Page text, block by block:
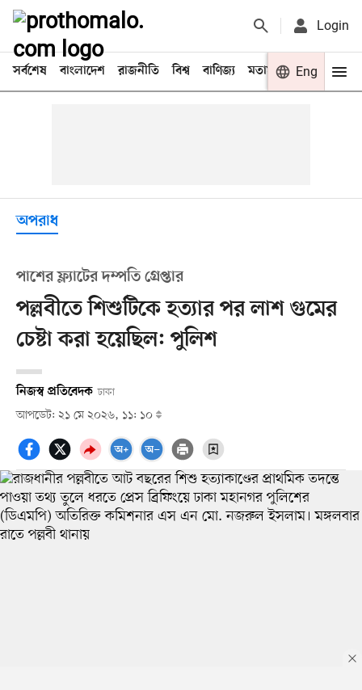
Login
সর্বশেষ বাংলাদেশ রাজনীতি বিশ্ব বাণিজ্য মতামত খেলা
Eng
অপরাধ
পাশের ফ্ল্যাটের দম্পতি গ্রেপ্তার
পল্লবীতে শিশুটিকে হত্যার পর লাশ গুমের
চেষ্টা করা হয়েছিল: পুলিশ
নিজস্ব প্রতিবেদক ঢাকা
আপডেট: ২১ মে ২০২৬, ১১: ১০